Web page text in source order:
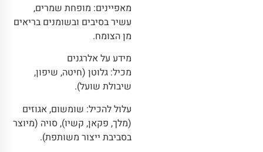
מאפיינים: מופחת שמרים,
עשיר בסיבים ובשומנים בריאים
מן הצומח.
מידע על אלרגנים
מכיל: גלוטן (חיטה, שיפון,
שיבולת שועל).
עלול להכיל: שומשום, אגוזים
(מלך, פקאן, קשיו), סויה (מיוצר
בסביבת ייצור משותפת).